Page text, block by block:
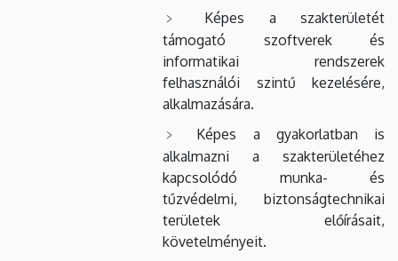
Képes a szakterületét
támogató szoftverek és
informatikai rendszerek
felhasználói szintű kezelésére,
alkalmazására.
Képes a gyakorlatban is
alkalmazni a szakterületéhez
kapcsolódó munka- és
tűzvédelmi, biztonságtechnikai
területek előírásait,
követelményeit.